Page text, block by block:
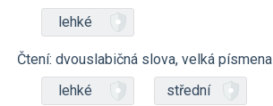
lehké
Čtení: dvouslabičná slova, velká písmena
lehké
střední